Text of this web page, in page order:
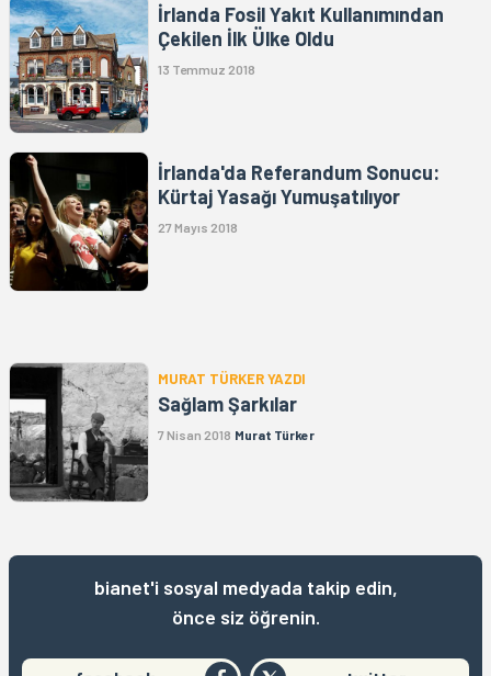
İrlanda Fosil Yakıt Kullanımından
Çekilen İlk Ülke Oldu
13 Temmuz 2018
İrlanda'da Referandum Sonucu:
Kürtaj Yasağı Yumuşatılıyor
27 Mayıs 2018
MURAT TÜRKER YAZDI
Sağlam Şarkılar
7 Nisan 2018 Murat Türker
bianet'i sosyal medyada takip edin,
önce siz öğrenin.